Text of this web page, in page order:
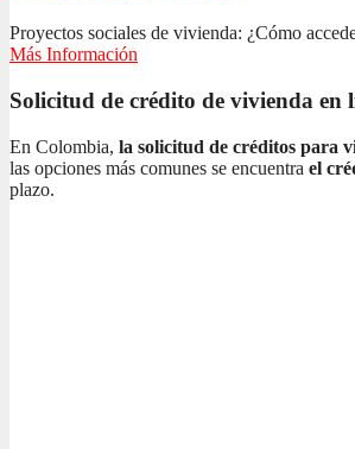
Proyectos sociales de vivienda: ¿Cómo
Más Información
Solicitud de crédito de vivienda en
En Colombia, la solicitud de créditos para
las opciones más comunes se encuentra el
plazo.